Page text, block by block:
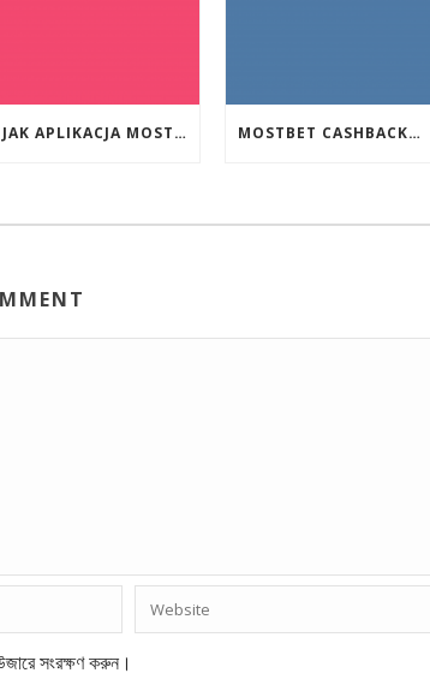
JAK APLIKACJA MOSTBET WSPIERA UŻYTKOWNIKÓW ANDROIDA? MOSTBET CASHBACK: HANGI OYUNLAR SIZI DAHA ÇOX QAZANA BILƏR?
সংরক্ষণ করুন।